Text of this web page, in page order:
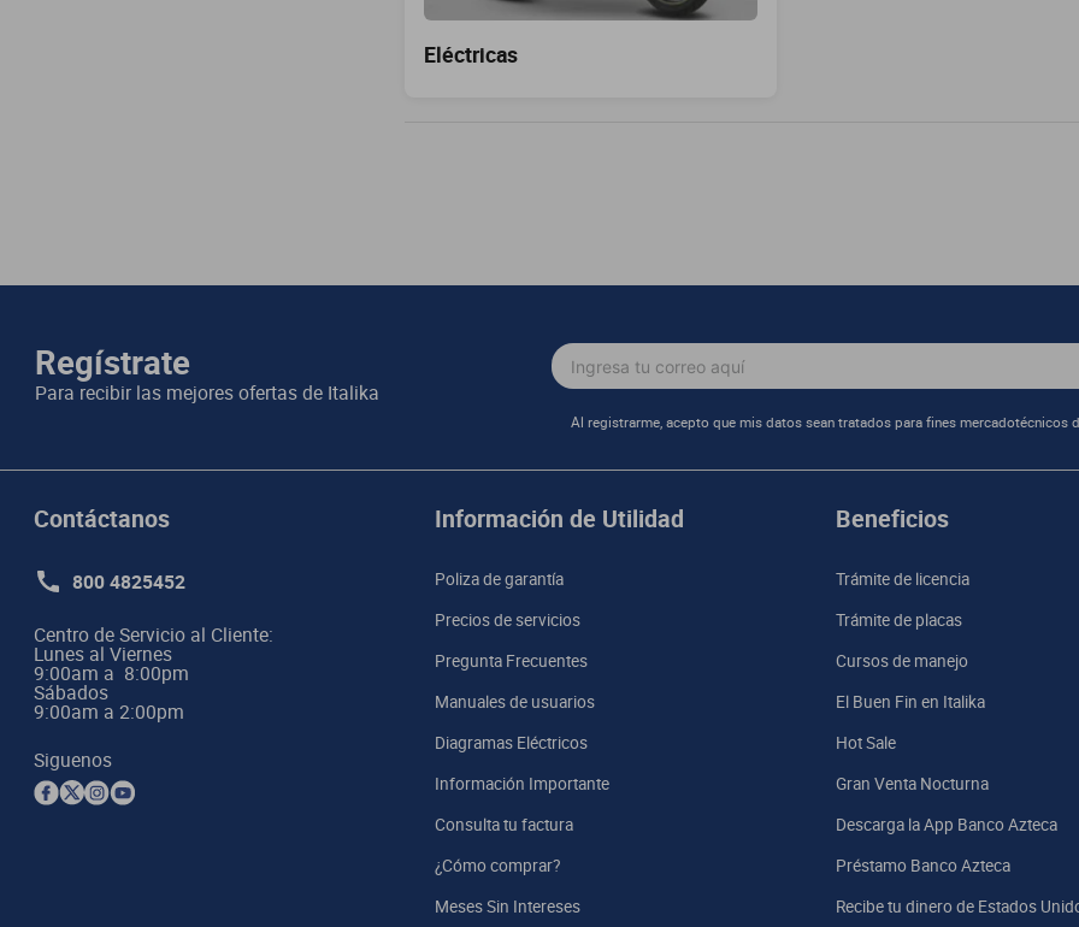
Eléctricas
Regístrate
Para recibir las mejores ofertas de Italika
Al registrarme, acepto que mis datos sean tratados para fines mercadotécnicos
Contáctanos
800 4825452
Centro de Servicio al Cliente:
Lunes al Viernes
9:00am a  8:00pm
Sábados
9:00am a 2:00pm
Siguenos
Información de Utilidad
Poliza de garantía
Precios de servicios
Pregunta Frecuentes
Manuales de usuarios
Diagramas Eléctricos
Información Importante
Consulta tu factura
¿Cómo comprar?
Meses Sin Intereses
Beneficios
Trámite de licencia
Trámite de placas
Cursos de manejo
El Buen Fin en Italika
Hot Sale
Gran Venta Nocturna
Descarga la App Banco Azteca
Préstamo Banco Azteca
Recibe tu dinero de Estados